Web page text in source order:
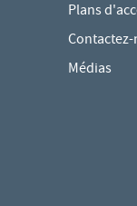
Plans
Médias